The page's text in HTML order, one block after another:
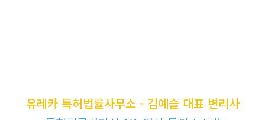
유레카 특허법률사무소 - 김예슬 대표 변리사